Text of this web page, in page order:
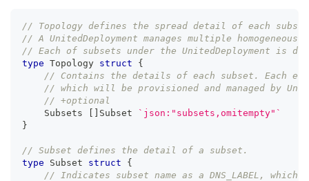
// Topology defines the spread detail of each subset
// A UnitedDeployment manages multiple
// Each of subsets under the UnitedDeployment is
type Topology struct
{
// Contains the details of each subset. Each
// which will be provisioned and managed by
// +optional
    Subsets
[ ] Subset
`json:"subsets,omitempty"`
}
// Subset defines the detail of a subset.
type Subset struct
{
// Indicates subset name as a DNS_LABEL,